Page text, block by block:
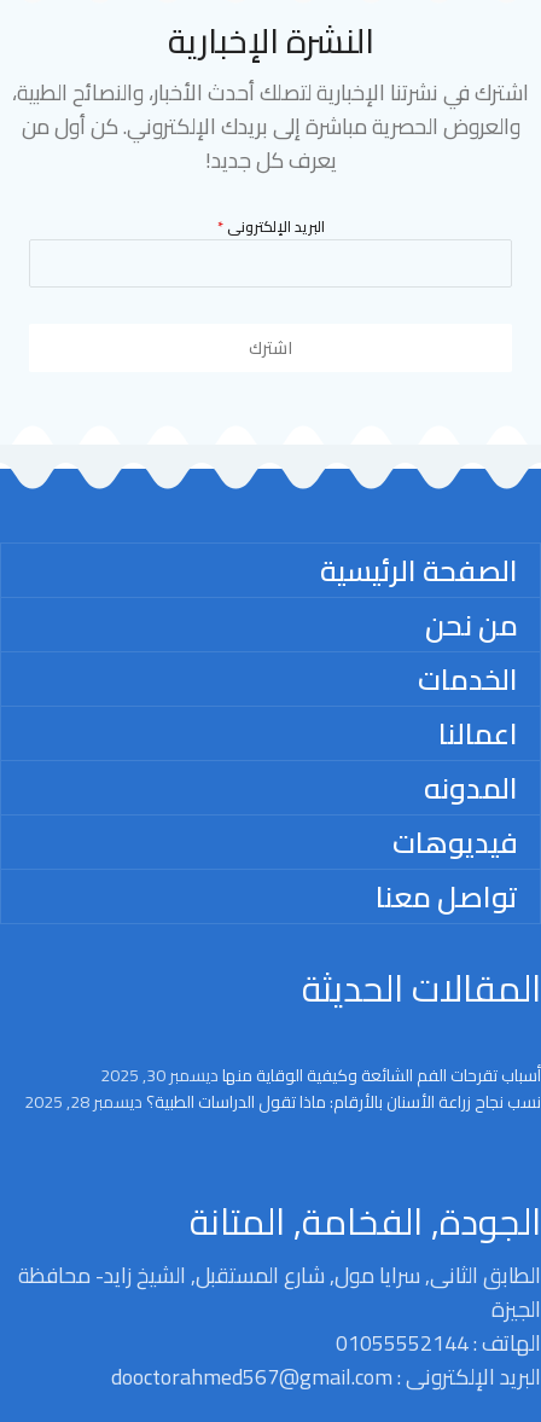
النشرة الإخبارية
اشترك في نشرتنا الإخبارية لتصلك أحدث الأخبار، والنصائح الطبية،
والعروض الحصرية مباشرة إلى بريدك الإلكتروني. كن أول من
يعرف كل جديد!
البريد الإلكترونى*
اشترك
الصفحة الرئيسية
من نحن
الخدمات
اعمالنا
المدونه
فيديوهات
تواصل معنا
المقالات الحديثة
أسباب تقرحات الفم الشائعة وكيفية الوقاية منهاديسمبر 30, 2025
نسب نجاح زراعة الأسنان بالأرقام: ماذا تقول الدراسات الطبية؟ديسمبر 28, 2025
الجودة, الفخامة, المتانة
الطابق الثانى, سرايا مول, شارع المستقبل, الشيخ زايد- محافظة
الجيزة
الهاتف : 01055552144
البريد الإلكترونى : dooctorahmed567@gmail.com